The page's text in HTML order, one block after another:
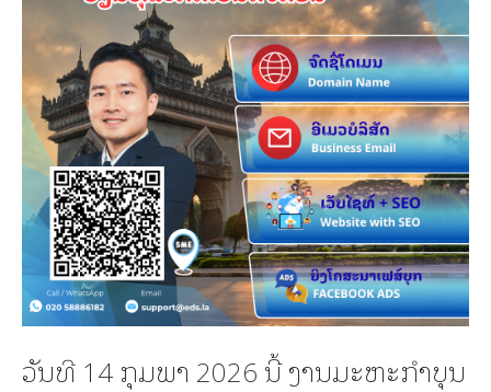
ວັນທີ 14 ກຸມພາ 2026 ນີ້ ງານມະຫະກໍາບຸນ